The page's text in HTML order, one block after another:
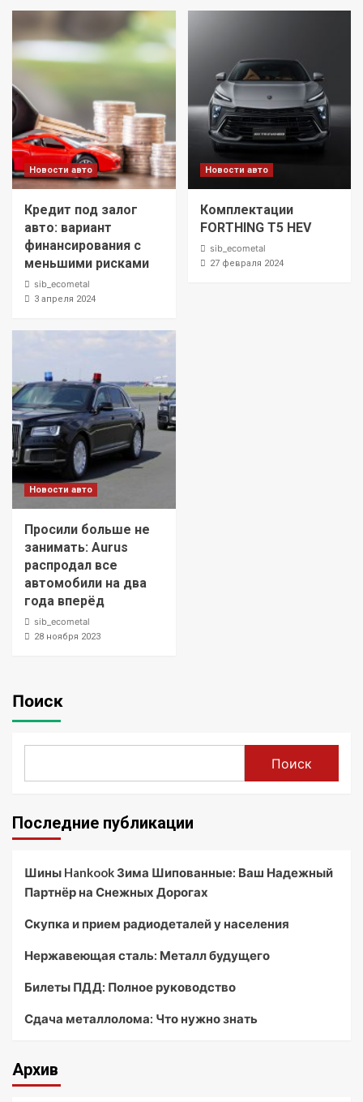
Новости авто
Кредит под залог
авто: вариант
финансирования с
меньшими рисками
sib_ecometal
3 апреля 2024
Новости авто
Комплектации
FORTHING T5 HEV
sib_ecometal
27 февраля 2024
Новости авто
Просили больше не
занимать: Aurus
распродал все
автомобили на два
года вперёд
sib_ecometal
28 ноября 2023
Поиск
Поиск
Последние публикации
Шины Hankook Зима Шипованные: Ваш Надежный
Партнёр на Снежных Дорогах
Скупка и прием радиодеталей у населения
Нержавеющая сталь: Металл будущего
Билеты ПДД: Полное руководство
Сдача металлолома: Что нужно знать
Архив